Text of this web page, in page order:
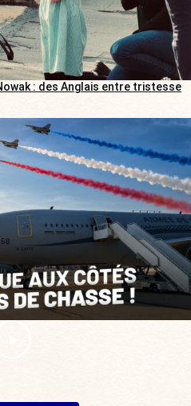
: des Anglais entre tristesse